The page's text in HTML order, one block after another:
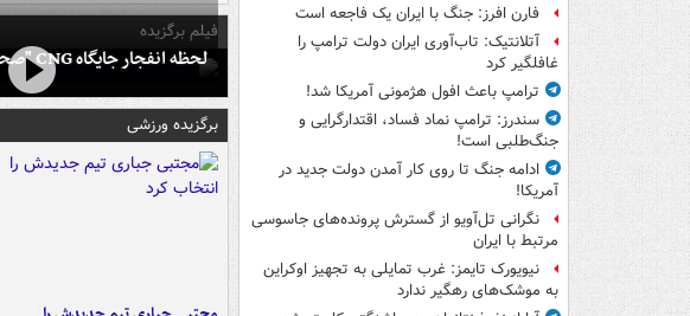
فارن افرز: جنگ با ایران یک فاجعه است
آتلانتیک: تاب‌آوری ایران دولت ترامپ را
غافلگیر کرد
ترامپ باعث افول هژمونی آمریکا شد!
سندرز: ترامپ نماد فساد، اقتدارگرایی و
جنگ‌طلبی است!
ادامه جنگ تا روی کار آمدن دولت جدید در
آمریکا!
نگرانی تل‌آویو از گسترش پرونده‌های جاسوسی
مرتبط با ایران
نیویورک تایمز: غرب تمایلی به تجهیز اوکراین
به موشک‌های رهگیر ندارد
فیلم برگزیده
لحظه انفجار جایگاه CNG "صحنه" در دوربین مداربسته
برگزیده ورزشی